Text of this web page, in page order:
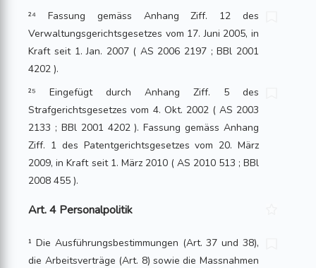
²⁴ Fassung gemäss Anhang Ziff. 12 des
Verwaltungsgerichtsgesetzes vom 17. Juni 2005, in
Kraft seit 1. Jan. 2007 ( AS 2006 2197 ; BBl 2001
4202 ).
²⁵ Eingefügt durch Anhang Ziff. 5 des
Strafgerichtsgesetzes vom 4. Okt. 2002 ( AS 2003
2133 ; BBl 2001 4202 ). Fassung gemäss Anhang
Ziff. 1 des Patentgerichtsgesetzes vom 20. März
2009, in Kraft seit 1. März 2010 ( AS 2010 513 ; BBl
2008 455 ).
Art. 4 Personalpolitik
¹ Die Ausführungsbestimmungen (Art. 37 und 38),
die Arbeitsverträge (Art. 8) sowie die Massnahmen